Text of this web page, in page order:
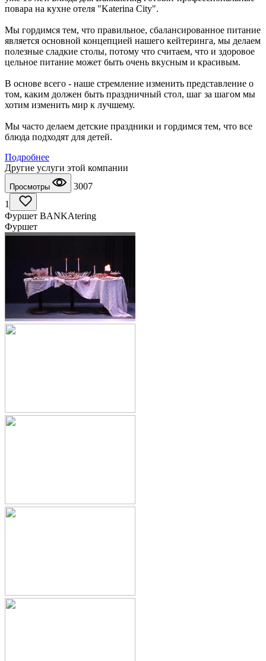
повара на кухне отеля "Katerina City".
Мы гордимся тем, что правильное, сбалансированное питание
является основной концепцией нашего кейтеринга, мы делаем
полезные сладкие столы, потому что считаем, что и здоровое
цельное питание может быть очень вкусным и красивым.
В основе всего - наше стремление изменить представление о
том, каким должен быть праздничный стол, шаг за шагом мы
хотим изменить мир к лучшему.
Мы часто делаем детские праздники и гордимся тем, что все
блюда подходят для детей.
Подробнее
Другие услуги этой компании
Просмотры
3007
1
Фуршет BANKAtering
Фуршет